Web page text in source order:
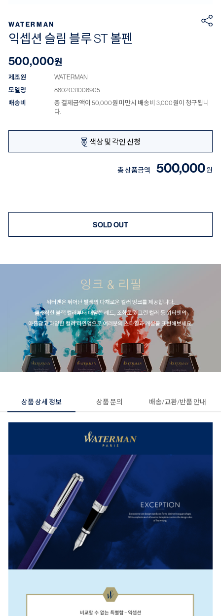
WATERMAN
익셉션 슬림 블루 ST 볼펜
500,000원
제조원
WATERMAN
모델명
8802031006905
배송비
총 결제금액이 50,000원 미만시 배송비 3,000원이 청구됩니
다.
색상 및 각인 신청
총 상품금액 500,000원
SOLD OUT
상품 상세 정보 상품 문의 배송/교환/반품 안내